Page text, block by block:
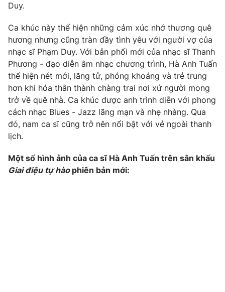
Nhân vật
Khán giả
Giải sao mai
Sao
Đời sống
Du lịch
Làm đẹp
Chất lượng cuộc sống
Giáo dục
Tuyển sinh
Học trực tuyến
Công nghệ
Hitech Công nghệ tương lai
Sản phẩm
Thị trường
Giao lưu trực tuyến
Lịch phát sóng
Chuyên mục khác
Emagazine
Duy.
Ca khúc này thể hiện những cảm xúc nhớ thương quê
hương nhưng cũng tràn đầy tình yêu với người vợ của
nhạc sĩ Phạm Duy. Với bản phối mới của nhạc sĩ Thanh
Phương - đạo diễn âm nhạc chương trình, Hà Anh Tuấn
thể hiện nét mới, lãng tử, phóng khoáng và trẻ trung
hơn khi hóa thân thành chàng trai nơi xứ người mong
trở về quê nhà. Ca khúc được anh trình diễn với phong
cách nhạc Blues - Jazz lãng mạn và nhẹ nhàng. Qua
đó, nam ca sĩ cũng trở nên nổi bật với vẻ ngoài thanh
lịch.
Một số hình ảnh của ca sĩ Hà Anh Tuấn trên sân khấu
Giai điệu tự hào phiên bản mới: